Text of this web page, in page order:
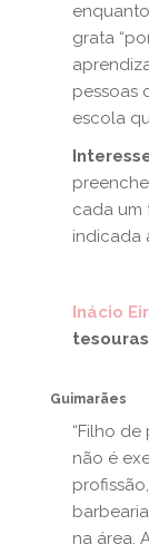
grata
pessoas
escola
cada um
indicada
Inácio
Guimarães
“Filho de
não é
na área.